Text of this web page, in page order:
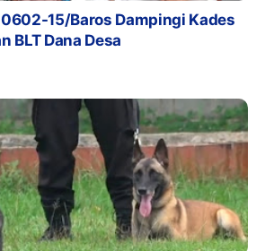
15/Baros Dampingi Kades
BLT Dana Desa